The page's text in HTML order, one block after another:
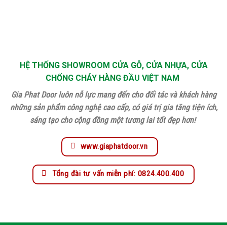
HỆ THỐNG SHOWROOM CỬA GỖ, CỬA NHỰA, CỬA
CHỐNG CHÁY HÀNG ĐẦU VIỆT NAM
Gia Phat Door luôn nỗ lực mang đến cho đối tác và khách hàng
những sản phẩm công nghệ cao cấp, có giá trị gia tăng tiện ích,
sáng tạo cho cộng đồng một tương lai tốt đẹp hơn!
www.giaphatdoor.vn
Tổng đài tư vấn miễn phí: 0824.400.400